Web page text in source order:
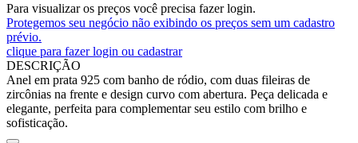
Para visualizar os preços você precisa fazer login.
Protegemos seu negócio não exibindo os preços sem um cadastro
prévio.
clique para fazer login ou cadastrar
DESCRIÇÃO
Anel em prata 925 com banho de ródio, com duas fileiras de
zircônias na frente e design curvo com abertura. Peça delicada e
elegante, perfeita para complementar seu estilo com brilho e
sofisticação.